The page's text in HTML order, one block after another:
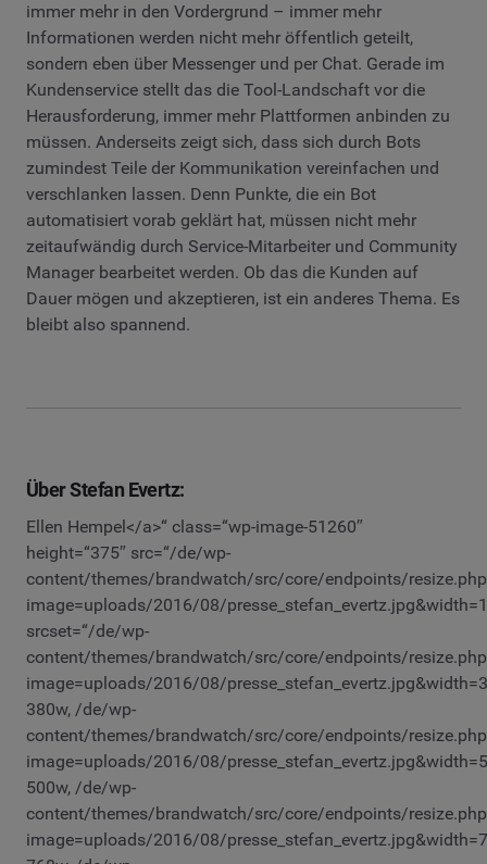
immer mehr in den Vordergrund – immer mehr
Informationen werden nicht mehr öffentlich geteilt,
sondern eben über Messenger und per Chat. Gerade im
Kundenservice stellt das die Tool-Landschaft vor die
Herausforderung, immer mehr Plattformen anbinden zu
müssen. Anderseits zeigt sich, dass sich durch Bots
zumindest Teile der Kommunikation vereinfachen und
verschlanken lassen. Denn Punkte, die ein Bot
automatisiert vorab geklärt hat, müssen nicht mehr
zeitaufwändig durch Service-Mitarbeiter und Community
Manager bearbeitet werden. Ob das die Kunden auf
Dauer mögen und akzeptieren, ist ein anderes Thema. Es
bleibt also spannend.
Über Stefan Evertz:
Ellen Hempel</a>“ class=“wp-image-51260″
height=“375″ src=“/de/wp-
content/themes/brandwatch/src/core/endpoints/
image=uploads/2016/08/
srcset=“/de/wp-
content/themes/brandwatch/src/core/endpoints/
image=uploads/2016/08/
380w, /de/wp-
content/themes/brandwatch/src/core/endpoints/
image=uploads/2016/08/
500w, /de/wp-
content/themes/brandwatch/src/core/endpoints/
image=uploads/2016/08/